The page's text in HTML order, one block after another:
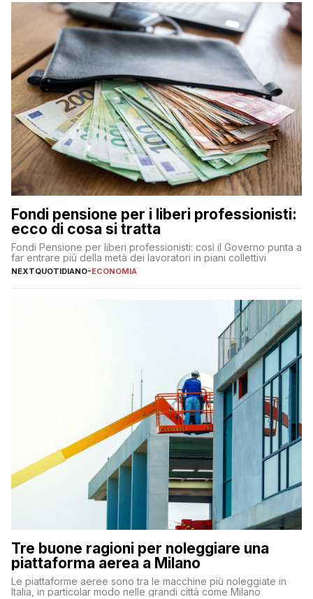
Fondi pensione per i liberi professionisti:
ecco di cosa si tratta
Fondi Pensione per liberi professionisti: così il Governo punta a
far entrare più della metà dei lavoratori in piani collettivi
NEXTQUOTIDIANO-ECONOMIA
Tre buone ragioni per noleggiare una
piattaforma aerea a Milano
Le piattaforme aeree sono tra le macchine più noleggiate in
Italia, in particolar modo nelle grandi città come Milano